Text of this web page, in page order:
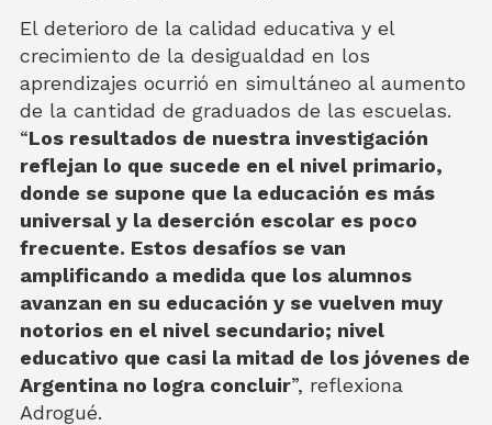
El deterioro de la calidad educativa y el
crecimiento de la desigualdad en los
aprendizajes ocurrió en simultáneo al aumento
de la cantidad de graduados de las escuelas.
“Los resultados de nuestra investigación
reflejan lo que sucede en el nivel primario,
donde se supone que la educación es más
universal y la deserción escolar es poco
frecuente. Estos desafíos se van
amplificando a medida que los alumnos
avanzan en su educación y se vuelven muy
notorios en el nivel secundario; nivel
educativo que casi la mitad de los jóvenes de
Argentina no logra concluir”, reflexiona
Adrogué.